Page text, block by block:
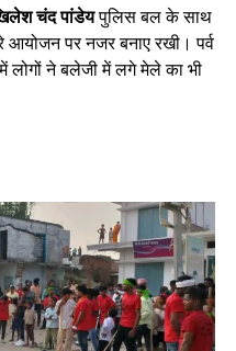
चंद पांडेयपुलिस बल के साथ
आयोजन पर नजर बनाए रखी। पर्व
ने बलेजी में लगे मेले का भी